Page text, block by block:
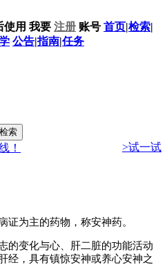
使用 我要 注册 账号 首页|检索|
公告|指南|任务
！ >试一试
证为主的药物，称安神药。
的变化与心、肝二脏的功能活动
经，具有镇惊安神或养心安神之